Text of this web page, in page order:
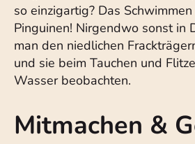
so einzigartig? Das
Pinguinen! Nirgendwo sonst in
man den niedlichen
und sie beim Tauchen und
Wasser beobachten.
Mitmachen &